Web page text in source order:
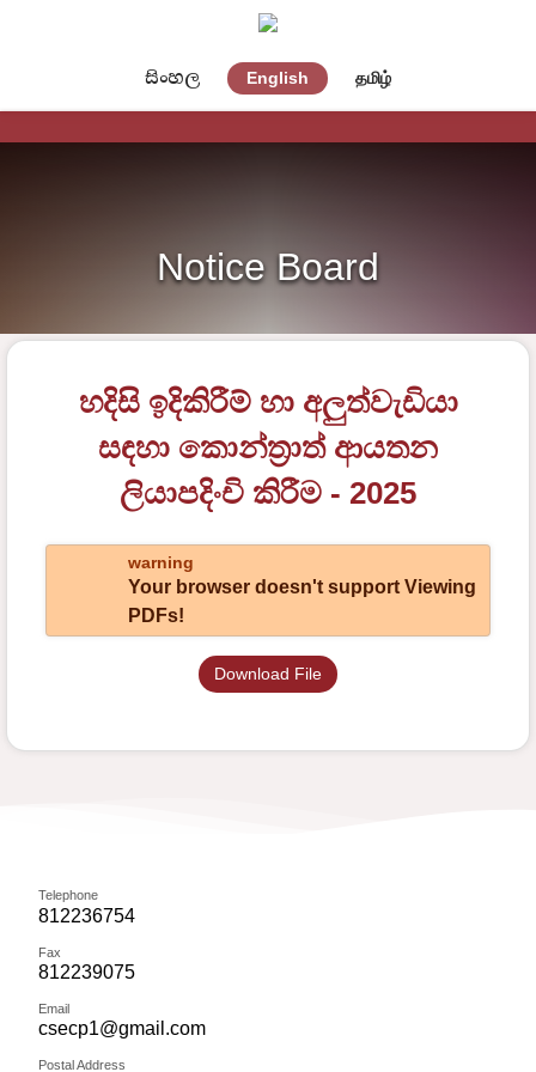
සිංහල English தமிழ்
Notice Board
හදිසි ඉදිකිරීම් හා අලුත්වැඩියා
සඳහා කොන්ත්‍රාත් ආයතන
ලියාපදිංචි කිරීම - 2025
warning
Your browser doesn't support Viewing
PDFs!
Download File
Telephone
812236754
Fax
812239075
Email
csecp1@gmail.com
Postal Address